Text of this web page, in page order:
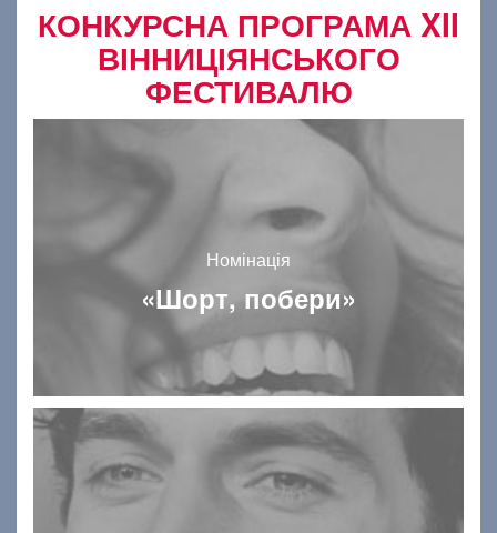
КОНКУРСНА ПРОГРАМА XII
ВІННИЦІЯНСЬКОГО
ФЕСТИВАЛЮ
Номінація
«Шорт, побери»